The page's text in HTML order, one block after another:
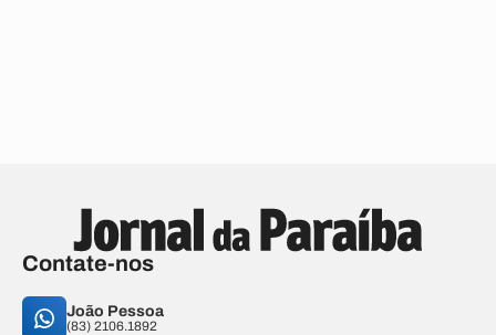
Contate-nos
João Pessoa
(83) 2106.1892